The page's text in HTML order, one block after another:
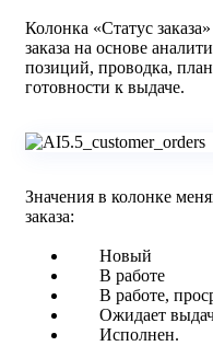
Колонка «Статус
заказа на основе
позиций, проводка,
готовности к выдаче.
Значения в колонке
заказа:
Новый
В работе
В работе,
Ожидает
Исполнен.